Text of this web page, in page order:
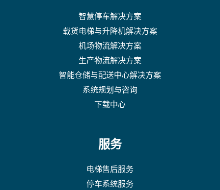
智慧停车解决方案
载货电梯与升降机解决方案
机场物流解决方案
生产物流解决方案
智能仓储与配送中心解决方案
系统规划与咨询
下载中心
服务
电梯售后服务
停车系统服务